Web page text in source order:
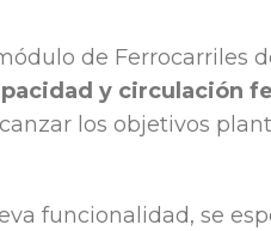
de Ferrocarriles
y circulación
los objetivos
funcionalidad, se